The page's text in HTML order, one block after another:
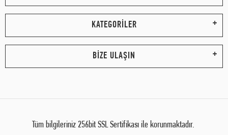
KATEGORİLER
BİZE ULAŞIN
Tüm bilgileriniz 256bit SSL Sertifikası ile korunmaktadır.